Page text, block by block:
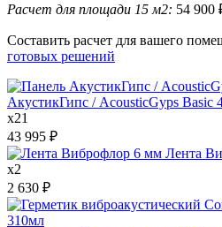
Расчет для площади 15 м2: 54 900
Составить расчет для вашего
готовых решений
АкустикГипс / AcousticGyps Basic
x21
43 995 ₽
Лента
x2
2 630 ₽